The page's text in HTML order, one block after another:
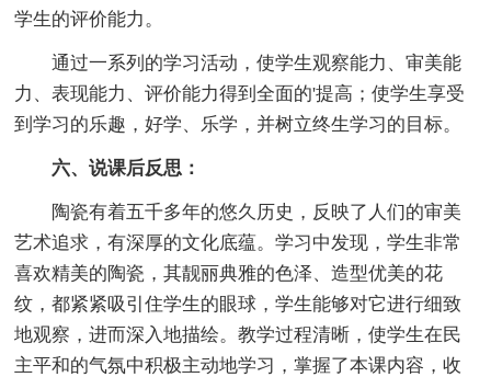
学生的评价能力。
通过一系列的学习活动，使学生观察能力、审美能
力、表现能力、评价能力得到全面的'提高；使学生享受
到学习的乐趣，好学、乐学，并树立终生学习的目标。
六、说课后反思：
陶瓷有着五千多年的悠久历史，反映了人们的审美
艺术追求，有深厚的文化底蕴。学习中发现，学生非常
喜欢精美的陶瓷，其靓丽典雅的色泽、造型优美的花
纹，都紧紧吸引住学生的眼球，学生能够对它进行细致
地观察，进而深入地描绘。教学过程清晰，使学生在民
主平和的气氛中积极主动地学习，掌握了本课内容，收